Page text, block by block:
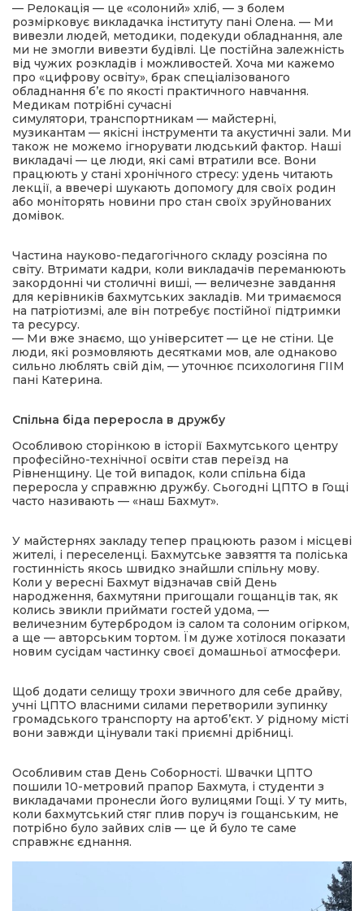
— Релокація — це «солоний» хліб, — з болем
розмірковує викладачка інституту пані Олена. — Ми
вивезли людей, методики, подекуди обладнання, але
ми не змогли вивезти будівлі. Це постійна залежність
від чужих розкладів і можливостей. Хоча ми кажемо
про «цифрову освіту», брак спеціалізованого
обладнання б’є по якості практичного навчання.
Медикам потрібні сучасні
симулятори, транспортникам — майстерні,
музикантам — якісні інструменти та акустичні зали. Ми
також не можемо ігнорувати людський фактор. Наші
викладачі — це люди, які самі втратили все. Вони
працюють у стані хронічного стресу: удень читають
лекції, а ввечері шукають допомогу для своїх родин
або моніторять новини про стан своїх зруйнованих
домівок.
Частина науково-педагогічного складу розсіяна по
світу. Втримати кадри, коли викладачів переманюють
закордонні чи столичні виші, — величезне завдання
для керівників бахмутських закладів. Ми тримаємося
на патріотизмі, але він потребує постійної підтримки
та ресурсу.
— Ми вже знаємо, що університет — це не стіни. Це
люди, які розмовляють десятками мов, але однаково
сильно люблять свій дім, — уточнює психологиня ГІІМ
пані Катерина.
Спільна біда переросла в дружбу
Особливою сторінкою в історії Бахмутського центру
професійно-технічної освіти став переїзд на
Рівненщину. Це той випадок, коли спільна біда
переросла у справжню дружбу. Сьогодні ЦПТО в Гощі
часто називають — «наш Бахмут».
У майстернях закладу тепер працюють разом і місцеві
жителі, і переселенці. Бахмутське завзяття та поліська
гостинність якось швидко знайшли спільну мову.
Коли у вересні Бахмут відзначав свій День
народження, бахмутяни пригощали гощанців так, як
колись звикли приймати гостей удома, —
величезним бутербродом із салом та солоним огірком,
а ще — авторським тортом. Їм дуже хотілося показати
новим сусідам частинку своєї домашньої атмосфери.
Щоб додати селищу трохи звичного для себе драйву,
учні ЦПТО власними силами перетворили зупинку
громадського транспорту на артоб’єкт. У рідному місті
вони завжди цінували такі приємні дрібниці.
Особливим став День Соборності. Швачки ЦПТО
пошили 10-метровий прапор Бахмута, і студенти з
викладачами пронесли його вулицями Гощі. У ту мить,
коли бахмутський стяг плив поруч із гощанським, не
потрібно було зайвих слів — це й було те саме
справжнє єднання.